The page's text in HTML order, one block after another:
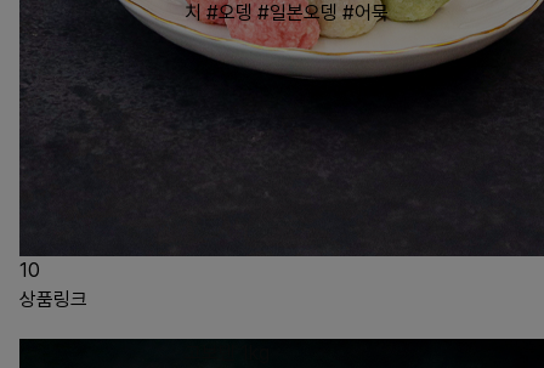
10
치 #오뎅 #일본오뎅 #어묵
상품링크